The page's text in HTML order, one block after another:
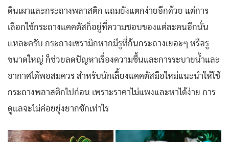
ดินเผาและกระถางพลาสติก แถมยังแตกง่ายอีกด้วย แต่การ
เลือกใช้กระถางแคคตัสก็อยู่ที่ความชอบของแต่ละคนอีกนั่น
แหละครับ กระถางเซรามิกหากมีรูที่ก้นกระถางเยอะๆ หรือรู
ขนาดใหญ่ ก็ช่วยลดปัญหาเรื่องความชื้นและการระบายน้ำและ
อากาศได้พอสมควร สำหรับนักเลี้ยงแคคตัสมือใหม่แนะนำให้ใช้
กระถางพลาสติกไปก่อน เพราะราคาไม่แพงและหาได้ง่าย การ
ดูแลจะไม่ค่อยยุ่งยากซักเท่าไร